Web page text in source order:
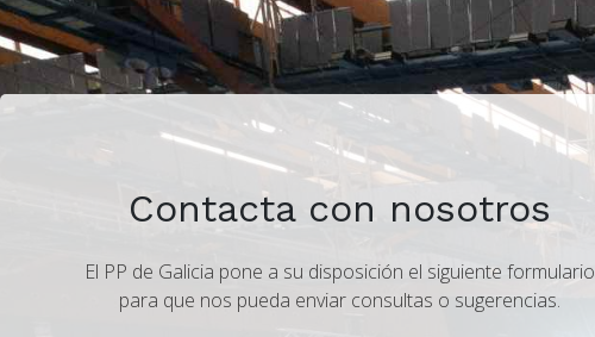
Contacta con nosotros
El PP de Galicia pone a su disposición el siguiente formulario
para que nos pueda enviar consultas o sugerencias.